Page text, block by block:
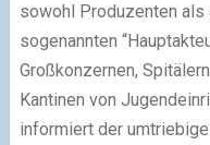
sowohl Produzenten als
sogenannten
Großkonzernen,
Kantinen von
informiert der